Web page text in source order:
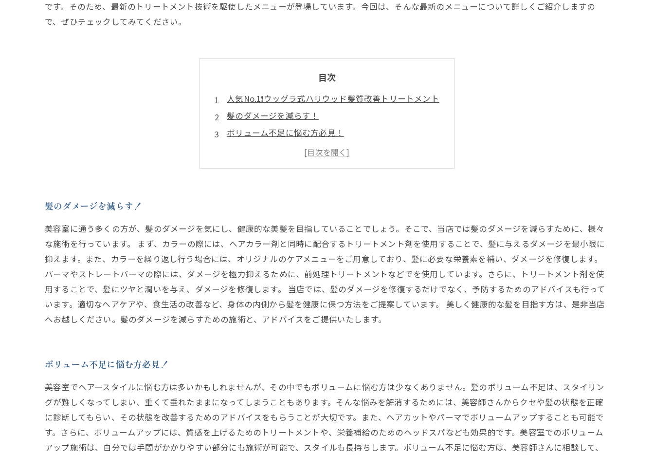
です。そのため、最新のトリートメント技術を駆使したメニューが登場しています。今回は、そんな最新のメニューについて詳しくご紹介しますの
で、ぜひチェックしてみてください。
目次
人気No.1❗️ウッグラ式ハリウッド髪質改善トリートメント
髪のダメージを減らす！
ボリューム不足に悩む方必見！
白髪染めが苦手な方に朗報！
髪のダメージを減らす！
美容室に通う多くの方が、髪のダメージを気にし、健康的な美髪を目指していることでしょう。そこで、当店では髪のダメージを減らすために、様々
な施術を行っています。 まず、カラーの際には、ヘアカラー剤と同時に配合するトリートメント剤を使用することで、髪に与えるダメージを最小限に
抑えます。また、カラーを繰り返し行う場合には、オリジナルのケアメニューをご用意しており、髪に必要な栄養素を補い、ダメージを修復します。
パーマやストレートパーマの際には、ダメージを極力抑えるために、前処理トリートメントなどでを使用しています。さらに、トリートメント剤を使
用することで、髪にツヤと潤いを与え、ダメージを修復します。 当店では、髪のダメージを修復するだけでなく、予防するためのアドバイスも行って
います。適切なヘアケアや、食生活の改善など、身体の内側から髪を健康に保つ方法をご提案しています。 美しく健康的な髪を目指す方は、是非当店
へお越しください。髪のダメージを減らすための施術と、アドバイスをご提供いたします。
ボリューム不足に悩む方必見！
美容室でヘアースタイルに悩む方は多いかもしれませんが、その中でもボリュームに悩む方は少なくありません。髪のボリューム不足は、スタイリン
グが難しくなってしまい、重くて垂れたままになってしまうこともあります。そんな悩みを解消するためには、美容師さんからクセや髪の状態を正確
に診断してもらい、その状態を改善するためのアドバイスをもらうことが大切です。また、ヘアカットやパーマでボリュームアップすることも可能で
す。さらに、ボリュームアップには、質感を上げるためのトリートメントや、栄養補給のためのヘッドスパなども効果的です。美容室でのボリューム
アップ施術は、自分では手間がかかりやすい部分にも施術が可能で、スタイルも長持ちします。ボリューム不足に悩む方は、美容師さんに相談して、